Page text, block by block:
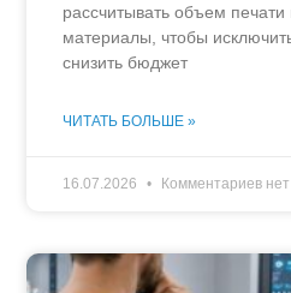
рассчитывать объем
материалы, чтобы
снизить бюджет
ЧИТАТЬ БОЛЬШЕ »
16.07.2026 Комментариев нет